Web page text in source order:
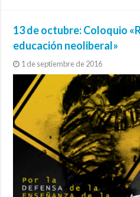
13 de octubre: Coloquio
educación neoliberal»
1 de septiembre de 2016